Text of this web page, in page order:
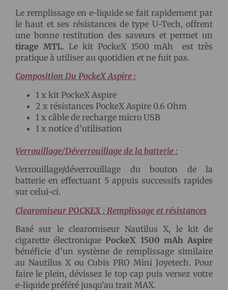
Le remplissage en e-liquide se fait rapidement par
le haut et ses résistances de type U-Tech, offrent
une bonne restitution des saveurs et permet un
tirage MTL. Le kit PockeX 1500 mAh est très
pratique à utiliser au quotidien et ne fuit pas.
Composition Du PockeX Aspire :
1 x kit PockeX Aspire
2 x résistances PockeX Aspire 0.6 Ohm
1 x câble de recharge micro USB
1 x notice d’utilisation
Verrouillage/Déverrouillage de la batterie :
Verrouillage/déverrouillage du bouton de la
batterie en effectuant 5 appuis successifs rapides
sur celui-ci.
Clearomiseur POCKEX : Remplissage et résistances
Basé sur le clearomiseur Nautilus X, le kit de
cigarette électroniquePockeX 1500 mAh Aspire
bénéficie d’un système de remplissage similaire
au Nautilus X ou Cubis PRO Mini Joyetech. Pour
faire le plein, dévissez le top cap puis versez votre
e-liquide préféré jusqu’au trait MAX.